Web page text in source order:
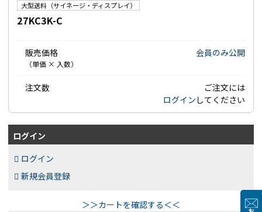
大型送料（サイネージ・ディスプレイ）
27KC3K-C
販売価格
（単価 × 入数）
会員のみ公開
注文数
ご注文には
ログイン してください
ログイン
ログイン
新規会員登録
＞＞カートを確認する＜＜